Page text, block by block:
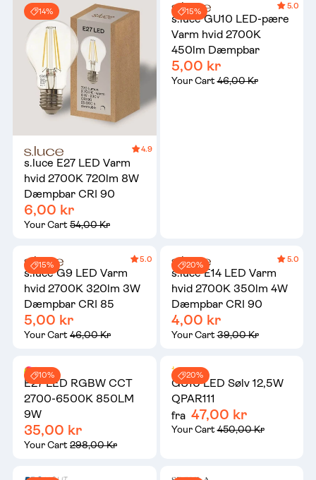
14%
4.9
s.luce E27 LED Varm
hvid 2700K 720lm 8W
Dæmpbar CRI 90
6,00 kr
Your Cart54,00 Kr
15%
5.0
s.luce GU10 LED-pære
Varm hvid 2700K
450lm Dæmpbar
5,00 kr
Your Cart46,00 Kr
15%
5.0
s.luce G9 LED Varm
hvid 2700K 320lm 3W
Dæmpbar CRI 85
5,00 kr
Your Cart46,00 Kr
20%
5.0
s.luce E14 LED Varm
hvid 2700K 350lm 4W
Dæmpbar CRI 90
4,00 kr
Your Cart39,00 Kr
10%
E27 LED RGBW CCT
2700-6500K 850LM
9W
35,00 kr
Your Cart298,00 Kr
20%
GU10 LED Sølv 12,5W
QPAR111
fra 47,00 kr
Your Cart450,00 Kr